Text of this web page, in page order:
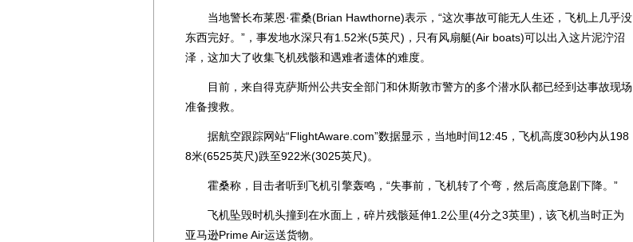
当地警长布莱恩·霍桑(Brian Hawthorne)表示，“这次事故可能无人生还，飞机上几乎没
东西完好。”，事发地水深只有1.52米(5英尺)，只有风扇艇(Air boats)可以出入这片泥泞沼
泽，这加大了收集飞机残骸和遇难者遗体的难度。
目前，来自得克萨斯州公共安全部门和休斯敦市警方的多个潜水队都已经到达事故现场
准备搜救。
据航空跟踪网站“FlightAware.com”数据显示，当地时间12:45，飞机高度30秒内从198
8米(6525英尺)跌至922米(3025英尺)。
霍桑称，目击者听到飞机引擎轰鸣，“失事前，飞机转了个弯，然后高度急剧下降。”
飞机坠毁时机头撞到在水面上，碎片残骸延伸1.2公里(4分之3英里)，该飞机当时正为
亚马逊Prime Air运送货物。